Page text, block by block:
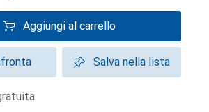
Aggiungi al carrello
Salva nella lista